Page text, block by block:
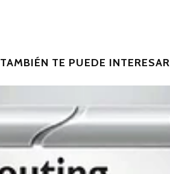
TAMBIÉN TE PUEDE INTERESAR